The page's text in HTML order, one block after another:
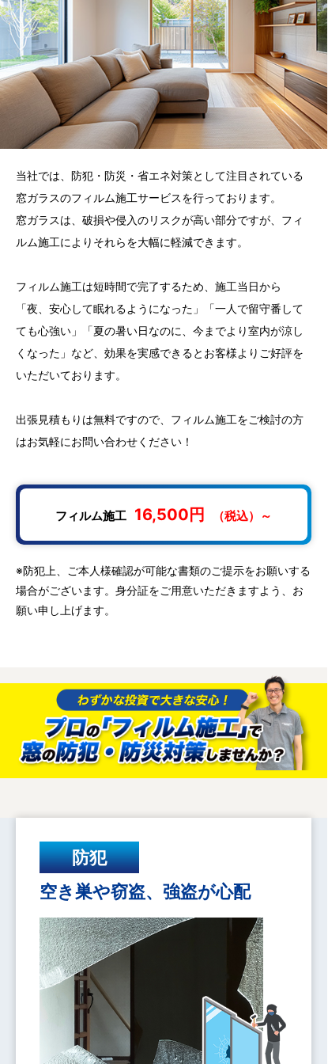
当社では、防犯・防災・省エネ対策として注目されている
窓ガラスのフィルム施工サービスを行っております。
窓ガラスは、破損や侵入のリスクが高い部分ですが、フィ
ルム施工によりそれらを大幅に軽減できます。
フィルム施工は短時間で完了するため、施工当日から
「夜、安心して眠れるようになった」「一人で留守番して
ても心強い」「夏の暑い日なのに、今までより室内が涼し
くなった」など、効果を実感できるとお客様よりご好評を
いただいております。
出張見積もりは無料ですので、フィルム施工をご検討の方
はお気軽にお問い合わせください！
フィルム施工 16,500円 （税込）～
※防犯上、ご本人様確認が可能な書類のご提示をお願いする
場合がございます。身分証をご用意いただきますよう、お
願い申し上げます。
防犯
空き巣や窃盗、強盗が心配